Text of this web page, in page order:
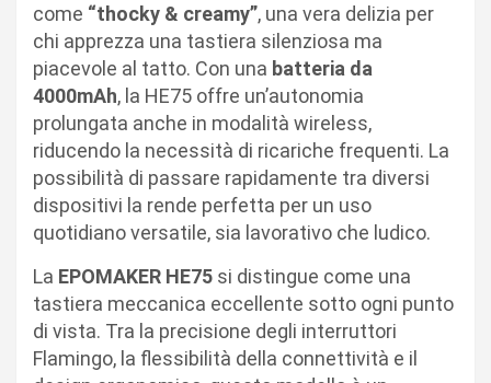
come “thocky & creamy”, una vera delizia per
chi apprezza una tastiera silenziosa ma
piacevole al tatto. Con una batteria da
4000mAh, la HE75 offre un’autonomia
prolungata anche in modalità wireless,
riducendo la necessità di ricariche frequenti. La
possibilità di passare rapidamente tra diversi
dispositivi la rende perfetta per un uso
quotidiano versatile, sia lavorativo che ludico.
La EPOMAKER HE75 si distingue come una
tastiera meccanica eccellente sotto ogni punto
di vista. Tra la precisione degli interruttori
Flamingo, la flessibilità della connettività e il